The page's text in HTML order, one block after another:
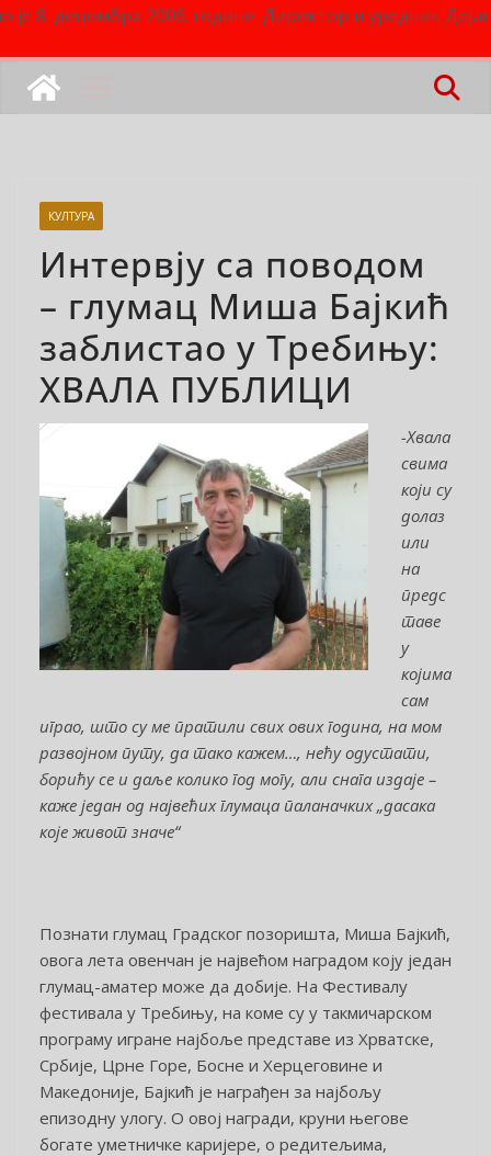
је 8. децембра 2006. године. Директор и уредник
КУЛТУРА
Интервју са поводом
– глумац Миша Бајкић
заблистао у Требињу:
ХВАЛА ПУБЛИЦИ
-Хвала
свима
који су
долаз
или
на
предс
таве
у
којима
сам
играо, што су ме пратили свих ових година, на мом
развојном путу, да тако кажем…, нећу одустати,
борићу се и даље колико год могу, али снага издаје –
каже један од највећих глумаца паланачких „дасака
које живот значе“
Познати глумац Градског позоришта, Миша Бајкић,
овога лета овенчан је највећом наградом коју један
глумац-аматер може да добије. На Фестивалу
фестивала у Требињу, на коме су у такмичарском
програму игране најбоље представе из Хрватске,
Србије, Црне Горе, Босне и Херцеговине и
Македоније, Бајкић је награђен за најбољу
епизодну улогу. О овој награди, круни његове
богате уметничке каријере, о редитељима,